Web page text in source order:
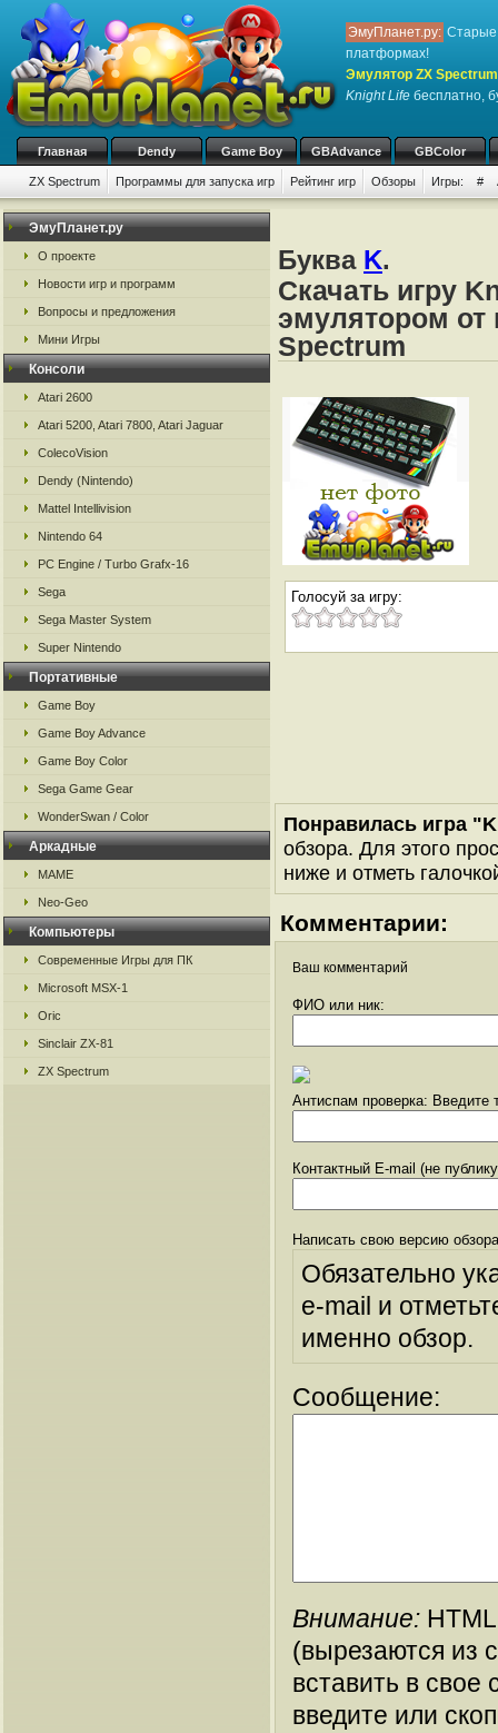
ЭмуПланет.ру: Старые
платформах!
Эмулятор ZX
Knight Life бесплатно,
Главная Dendy Game Boy GBAdvance GBColor
ZX Spectrum Программы для запуска игр Рейтинг игр Обзоры Игры: #
ЭмуПланет.ру
О проекте
Новости игр и программ
Вопросы и предложения
Мини Игры
Консоли
Atari 2600
Atari 5200, Atari 7800, Atari Jaguar
ColecoVision
Dendy (Nintendo)
Mattel Intellivision
Nintendo 64
PC Engine / Turbo Grafx-16
Sega
Sega Master System
Super Nintendo
Портативные
Game Boy
Game Boy Advance
Game Boy Color
Sega Game Gear
WonderSwan / Color
Аркадные
MAME
Neo-Geo
Компьютеры
Современные Игры для ПК
Microsoft MSX-1
Oric
Sinclair ZX-81
ZX Spectrum
Буква K.
Скачать игру
эмулятором от
Spectrum
Голосуй за игру:
Понравилась игра
обзора. Для этого
ниже и отметь
Комментарии:
Ваш комментарий
ФИО или ник:
Антиспам проверка: Введите
Контактный E-mail (не
Написать свою версию
Обязательно
e-mail и
именно обзор.
Сообщение:
Внимание:
(вырезаются из
вставить в
введите или